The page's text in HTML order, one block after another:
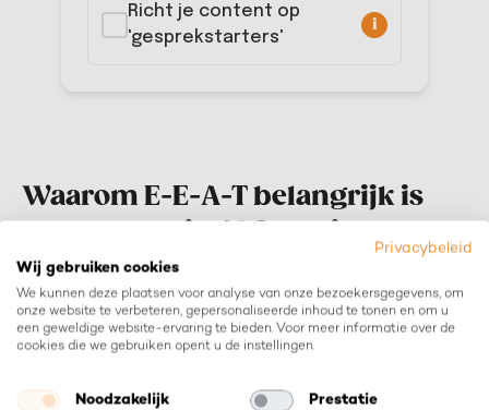
Richt je content op
'gesprekstarters'
i
Waarom E-E-A-T belangrijk is
voor succes in AI Overviews
Wil je dat jouw content verschijnt in Google’s AI Overviews?
Dan moet je voldoen aan de E-E-A-T-criteria: Experience,
Expertise, Authoritativeness, Trustworthiness. Deze punten
relevant genoeg is. Hieronder leg ik uit wat E-E-A-T precies
Privacybeleid
Wij gebruiken cookies
We kunnen deze plaatsen voor analyse van onze bezoekersgegevens, om
onze website te verbeteren, gepersonaliseerde inhoud te tonen en om u
een geweldige website-ervaring te bieden. Voor meer informatie over de
cookies die we gebruiken opent u de instellingen.
Noodzakelijk Prestatie